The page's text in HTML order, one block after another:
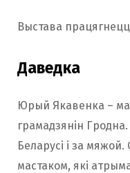
Выстава
Даведка
Юрый Якавенка –
грамадзянін
Беларусі і за
мастаком, які